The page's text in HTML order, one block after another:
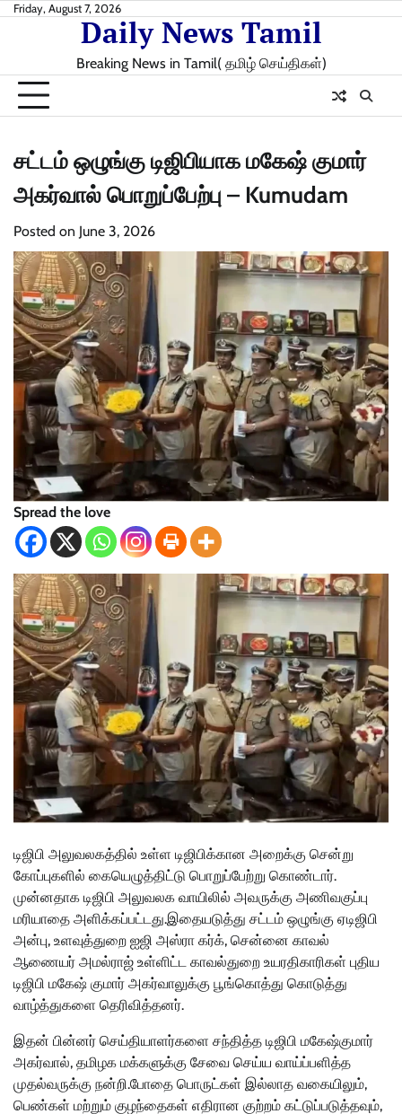
SkipFriday, August 7, 2026
Daily News Tamil
Breaking News in Tamil( தமிழ் செய்திகள்)
சட்டம் ஒழுங்கு டிஜிபியாக மகேஷ் குமார்
அகர்வால் பொறுப்பேற்பு – Kumudam
Posted on June 3, 2026
Spread the love
டிஜிபி அலுவலகத்தில் உள்ள டிஜிபிக்கான அறைக்கு சென்று
கோப்புகளில் கையெழுத்திட்டு பொறுப்பேற்று கொண்டார்.
முன்னதாக டிஜிபி அலுவலக வாயிலில் அவருக்கு அணிவகுப்பு
மரியாதை அளிக்கப்பட்டது.இதையடுத்து சட்டம் ஒழுங்கு ஏடிஜிபி
அன்பு, உளவுத்துறை ஐஜி அஸ்ரா கர்க், சென்னை காவல்
ஆணையர் அமல்ராஜ் உள்ளிட்ட காவல்துறை உயரதிகாரிகள் புதிய
டிஜிபி மகேஷ் குமார் அகர்வாலுக்கு பூங்கொத்து கொடுத்து
வாழ்த்துகளை தெரிவித்தனர்.
இதன் பின்னர் செய்தியாளர்களை சந்தித்த டிஜிபி மகேஷ்குமார்
அகர்வால், தமிழக மக்களுக்கு சேவை செய்ய வாய்ப்பளித்த
முதல்வருக்கு நன்றி.போதை பொருட்கள் இல்லாத வகையிலும்,
பெண்கள் மற்றும் குழந்தைகள் எதிரான குற்றம் கட்டுப்படுத்தவும்,